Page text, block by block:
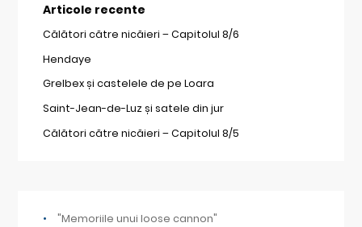
Articole recente
Călători către nicăieri – Capitolul 8/6
Hendaye
Grelbex și castelele de pe Loara
Saint-Jean-de-Luz și satele din jur
Călători către nicăieri – Capitolul 8/5
"Memoriile unui loose cannon"